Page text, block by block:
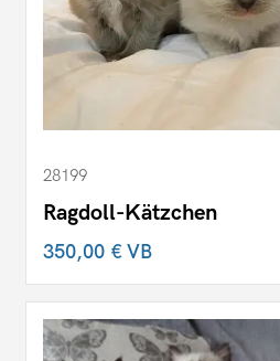
28199
Ragdoll-Kätzchen
350,00 €VB